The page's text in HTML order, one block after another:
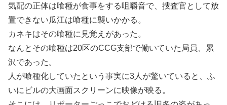
気配の正体は喰種が食事をする咀嚼音で、捜査官として放
置できない瓜江は喰種に襲いかかる。
カネキはその喰種に見覚えがあった。
なんとその喰種は20区のCCG支部で働いていた局員、累
沢であった。
人が喰種化していたという事実に3人が驚いていると、ふ
いにビルの大画面スクリーンに映像が映る。